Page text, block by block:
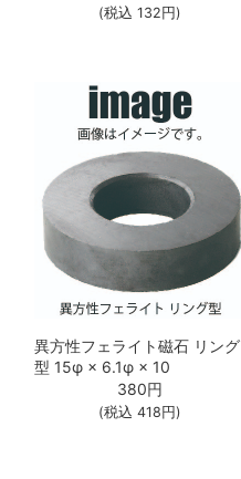
(税込132円)
異方性フェライト磁石 リング
型 15φ × 6.1φ × 10
380円
(税込418 円)